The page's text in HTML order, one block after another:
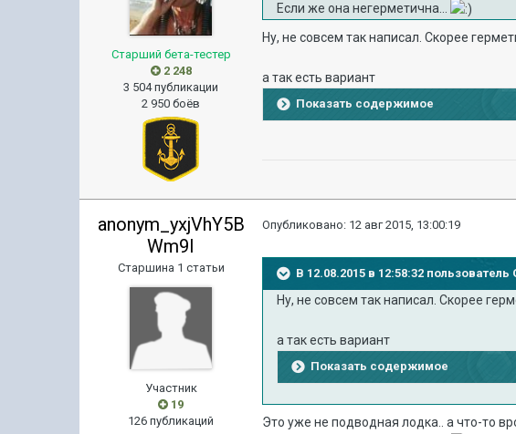
Старший бета-тестер
2 248
3 504 публикации
2 950 боёв
Если же она негерметична...
Ну, не совсем так написал. Скорее
а так есть вариант
Показать содержимое
anonym_yxjVhY5B
Wm9I
Старшина 1 статьи
Участник
19
126 публикаций
Опубликовано: 12 авг 2015, 13:00:19
В 12.08.2015 в 12:58:32
Ну, не совсем так написал. Скорее
а так есть вариант
Показать содержимое
Это уже не подводная лодка.. а что-то